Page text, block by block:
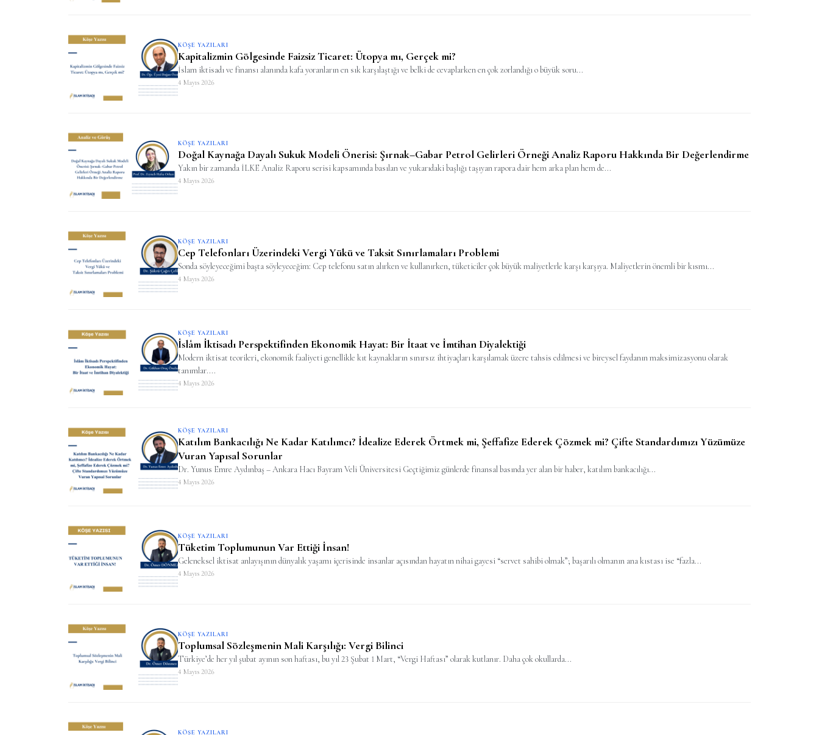
KÖŞE YAZILARI
Kapitalizmin Gölgesinde Faizsiz Ticaret: Ütopya mı, Gerçek mi?
İslam iktisadı ve finansı alanında kafa yoranların en sık karşılaştığı ve belki de cevaplarken en çok zorlandığı o büyük soru...
4 Mayıs 2026
KÖŞE YAZILARI
Doğal Kaynağa Dayalı Sukuk Modeli Önerisi: Şırnak–Gabar Petrol Gelirleri Örneği Analiz Raporu Hakkında Bir Değerlendirme
Yakın bir zamanda İLKE Analiz Raporu serisi kapsamında basılan ve yukarıdaki başlığı taşıyan rapora dair hem arka plan hem de...
4 Mayıs 2026
KÖŞE YAZILARI
Cep Telefonları Üzerindeki Vergi Yükü ve Taksit Sınırlamaları Problemi
Sonda söyleyeceğimi başta söyleyeceğim: Cep telefonu satın alırken ve kullanırken, tüketiciler çok büyük maliyetlerle karşı karşıya. Maliyetlerin önemli bir kısmı...
4 Mayıs 2026
KÖŞE YAZILARI
İslâm İktisadı Perspektifinden Ekonomik Hayat: Bir İtaat ve İmtihan Diyalektiği
Modern iktisat teorileri, ekonomik faaliyeti genellikle kıt kaynakların sınırsız ihtiyaçları karşılamak üzere tahsis edilmesi ve bireysel faydanın maksimizasyonu olarak
tanımlar....
4 Mayıs 2026
KÖŞE YAZILARI
Katılım Bankacılığı Ne Kadar Katılımcı? İdealize Ederek Örtmek mi, Şeffafize Ederek Çözmek mi? Çifte Standardımızı Yüzümüze
Vuran Yapısal Sorunlar
Dr. Yunus Emre Aydınbaş – Ankara Hacı Bayram Veli Üniversitesi Geçtiğimiz günlerde finansal basında yer alan bir haber, katılım bankacılığı...
4 Mayıs 2026
KÖŞE YAZILARI
Tüketim Toplumunun Var Ettiği İnsan!
Geleneksel iktisat anlayışının dünyalık yaşamı içerisinde insanlar açısından hayatın nihai gayesi “servet sahibi olmak”; başarılı olmanın ana kıstası ise “fazla...
4 Mayıs 2026
KÖŞE YAZILARI
Toplumsal Sözleşmenin Mali Karşılığı: Vergi Bilinci
Türkiye’de her yıl şubat ayının son haftası, bu yıl 23 Şubat 1 Mart, “Vergi Haftası” olarak kutlanır. Daha çok okullarda...
4 Mayıs 2026
KÖŞE YAZILARI